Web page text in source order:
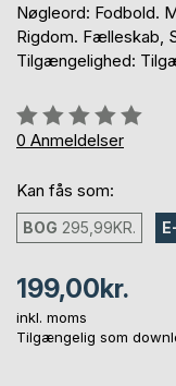
Nøgleord: Fodbold.
Rigdom. Fælleskab,
Tilgængelighed:
Anmeldelse::
0%
0 Anmeldelser
Kan fås som:
BOG 295,99KR.
199,00kr.
inkl. moms
Tilgængelig som